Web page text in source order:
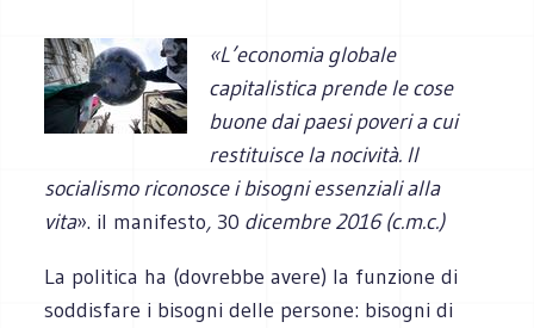
«L’economia globale
capitalistica prende le cose
buone dai paesi poveri a cui
restituisce la nocività. Il
socialismo riconosce i bisogni essenziali alla
vita». il manifesto, 30 dicembre 2016 (c.m.c.)
La politica ha (dovrebbe avere) la funzione di
soddisfare i bisogni delle persone: bisogni di